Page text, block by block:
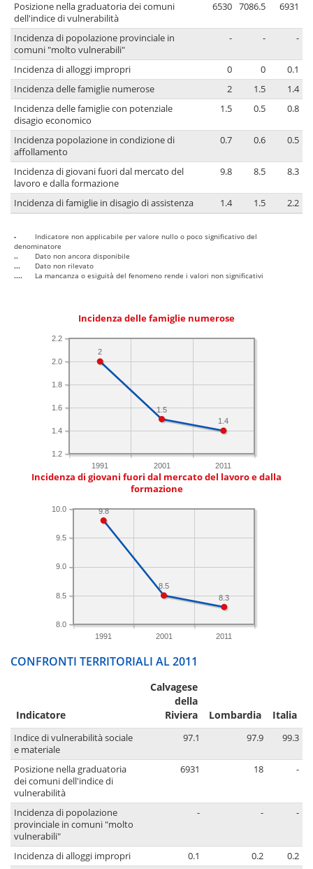
Posizione nella graduatoria dei comuni
dell'indice di vulnerabilità
6530 7086.5 6931
Incidenza di popolazione provinciale in
comuni "molto vulnerabili"
- - -
Incidenza di alloggi impropri 0 0
0.1
Incidenza delle famiglie numerose
2 1.5
1.4
Incidenza delle famiglie con potenziale
disagio economico
1.5 0.5 0.8
Incidenza popolazione in condizione di
affollamento
0.7 0.6 0.5
Incidenza di giovani fuori dal mercato del
lavoro e dalla formazione
9.8 8.5 8.3
Incidenza di famiglie in disagio di assistenza 1.4 1.5 2.2
-
Indicatore non applicabile per valore nullo o poco significativo del
denominatore
..
Dato non ancora disponibile
...
Dato non rilevato
....
La mancanza o esiguità del fenomeno rende i valori non significativi
Incidenza delle famiglie numerose
1991 2001 2011
1.2
1.4
1.6
1.8
2.0
2.2
1.4
1.5
2
Incidenza di giovani fuori dal mercato del lavoro e dalla
formazione
1991 2001 2011
8.0
8.5
9.0
9.5
10.0
8.3
8.5
9.8
CONFRONTI TERRITORIALI AL 2011
Indicatore
Calvagese
della
Riviera
Lombardia Italia
Indice di vulnerabilità sociale
e materiale
97.1 97.9 99.3
Posizione nella graduatoria
dei comuni dell'indice di
vulnerabilità
6931 18 -
Incidenza di popolazione
provinciale in comuni "molto
vulnerabili"
- - -
Incidenza di alloggi impropri 0.1 0.2
0.2